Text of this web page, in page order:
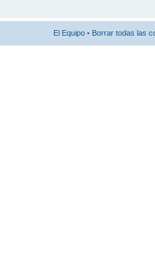
El Equipo • Borrar todas las